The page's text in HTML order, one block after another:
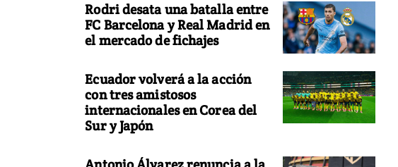
Rodri desata una batalla entre
FC Barcelona y Real Madrid en
el mercado de fichajes
Ecuador volverá a la acción
con tres amistosos
internacionales en Corea del
Sur y Japón